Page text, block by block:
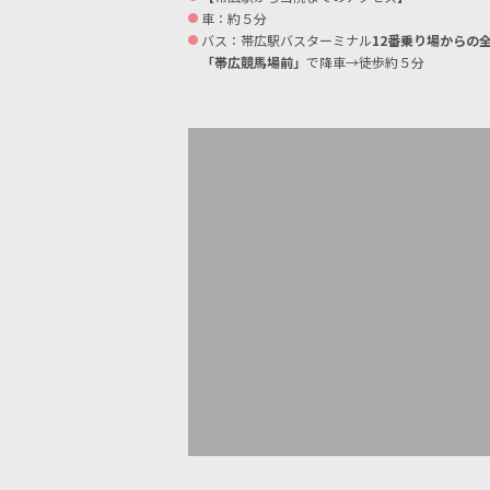
車：約５分
バス：帯広駅バスターミナル12番乗り場からの
「帯広競馬場前」 で降車→徒歩約５分